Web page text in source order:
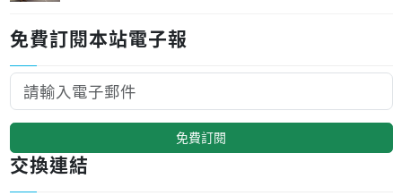
免費訂閱本站電子報
免費訂閱
交換連結